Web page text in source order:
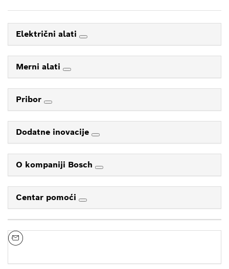
Električni alati
Merni alati
Pribor
Dodatne inovacije
O kompaniji Bosch
Centar pomoći